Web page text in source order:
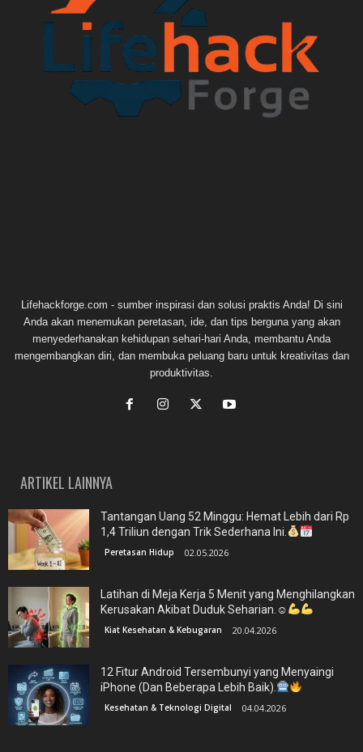
Lifehackforge.com - sumber inspirasi dan solusi praktis Anda! Di sini
Anda akan menemukan peretasan, ide, dan tips berguna yang akan
menyederhanakan kehidupan sehari-hari Anda, membantu Anda
mengembangkan diri, dan membuka peluang baru untuk kreativitas dan
produktivitas.
ARTIKEL LAINNYA
Tantangan Uang 52 Minggu: Hemat Lebih dari Rp
1,4 Triliun dengan Trik Sederhana Ini.
Peretasan Hidup 02.05.2026
Latihan di Meja Kerja 5 Menit yang Menghilangkan
Kerusakan Akibat Duduk Seharian.☺
Kiat Kesehatan & Kebugaran 20.04.2026
12 Fitur Android Tersembunyi yang Menyaingi
iPhone (Dan Beberapa Lebih Baik).
Kesehatan & Teknologi Digital 04.04.2026